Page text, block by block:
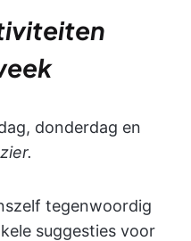
donderdag en
tegenwoordig
suggesties voor